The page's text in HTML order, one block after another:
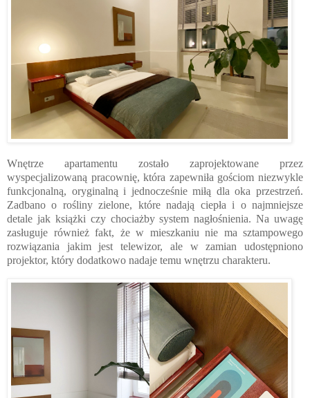
Wnętrze apartamentu zostało zaprojektowane przez
wyspecjalizowaną pracownię, która zapewniła gościom niezwykle
funkcjonalną, oryginalną i jednocześnie miłą dla oka przestrzeń.
Zadbano o rośliny zielone, które nadają ciepła i o najmniejsze
detale jak książki czy chociażby system nagłośnienia. Na uwagę
zasługuje również fakt, że w mieszkaniu nie ma sztampowego
rozwiązania jakim jest telewizor, ale w zamian udostępniono
projektor, który dodatkowo nadaje temu wnętrzu charakteru.